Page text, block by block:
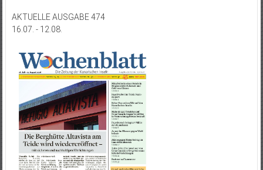
AKTUELLE AUSGABE 474
16.07. - 12.08.